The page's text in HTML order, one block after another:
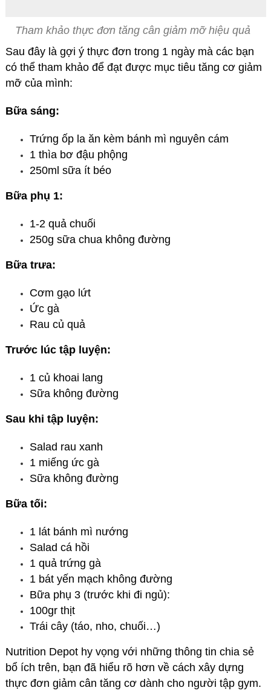
Tham khảo thực đơn tăng cân giảm mỡ hiệu quả
Sau đây là gợi ý thực đơn trong 1 ngày mà các bạn
có thể tham khảo để đạt được mục tiêu tăng cơ giảm
mỡ của mình:
Bữa sáng:
Trứng ốp la ăn kèm bánh mì nguyên cám
1 thìa bơ đậu phộng
250ml sữa ít béo
Bữa phụ 1:
1-2 quả chuối
250g sữa chua không đường
Bữa trưa:
Cơm gạo lứt
Ức gà
Rau củ quả
Trước lúc tập luyện:
1 củ khoai lang
Sữa không đường
Sau khi tập luyện:
Salad rau xanh
1 miếng ức gà
Sữa không đường
Bữa tối:
1 lát bánh mì nướng
Salad cá hồi
1 quả trứng gà
1 bát yến mạch không đường
Bữa phụ 3 (trước khi đi ngủ):
100gr thịt
Trái cây (táo, nho, chuối…)
Nutrition Depot hy vọng với những thông tin chia sẻ
bổ ích trên, bạn đã hiểu rõ hơn về cách xây dựng
thực đơn giảm cân tăng cơ dành cho người tập gym.